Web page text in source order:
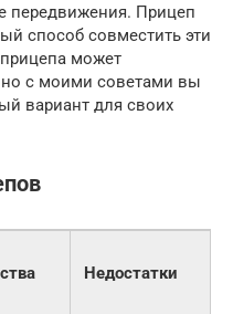
передвижения. Прицеп
способ совместить эти
может
но с моими советами вы
вариант для своих
Недостатки